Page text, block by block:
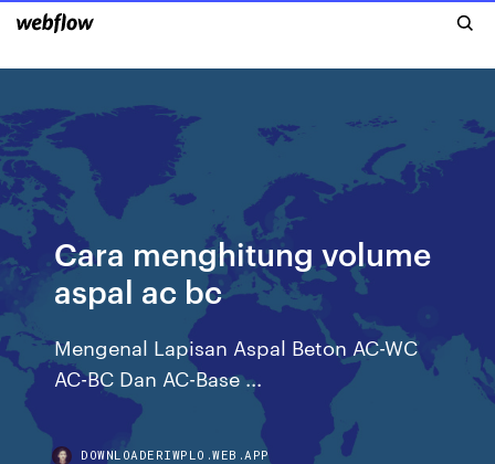
Cara menghitung volume
aspal ac bc
Mengenal Lapisan Aspal Beton AC-WC
AC-BC Dan AC-Base ...
DOWNLOADERIWPLO.WEB.APP